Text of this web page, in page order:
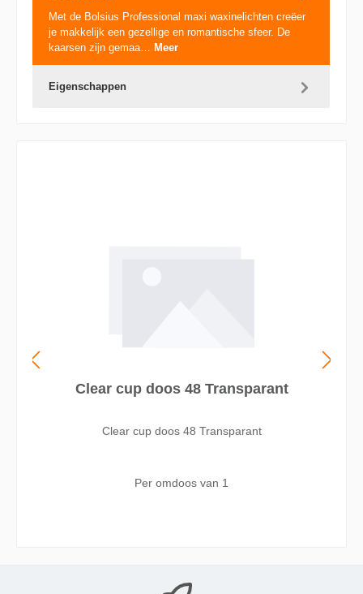
Met de Bolsius Professional maxi waxinelichten creëer
je makkelijk een gezellige en romantische sfeer. De
kaarsen zijn gemaa… Meer
Eigenschappen
Clear cup doos 48 Transparant
Clear cup doos 48 Transparant
Per omdoos van 1